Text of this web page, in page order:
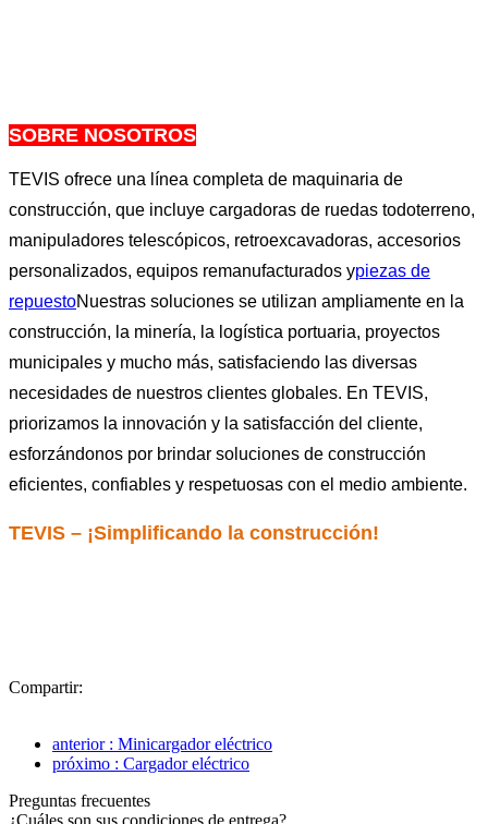
SOBRE NOSOTROS
TEVIS ofrece una línea completa de maquinaria de
construcción, que incluye cargadoras de ruedas todoterreno,
manipuladores telescópicos, retroexcavadoras, accesorios
personalizados, equipos remanufacturados ypiezas de
repuestoNuestras soluciones se utilizan ampliamente en la
construcción, la minería, la logística portuaria, proyectos
municipales y mucho más, satisfaciendo las diversas
necesidades de nuestros clientes globales. En TEVIS,
priorizamos la innovación y la satisfacción del cliente,
esforzándonos por brindar soluciones de construcción
eficientes, confiables y respetuosas con el medio ambiente.
TEVIS – ¡Simplificando la construcción!
Compartir:
anterior : Minicargador eléctrico
próximo : Cargador eléctrico
Preguntas frecuentes
¿Cuáles son sus condiciones de entrega?